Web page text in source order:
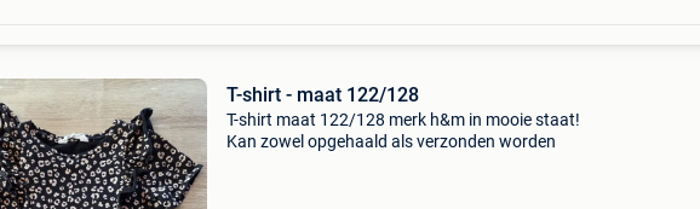
T-shirt - maat 122/128
T-shirt maat 122/128 merk h&m in mooie staat!
Kan zowel opgehaald als verzonden worden